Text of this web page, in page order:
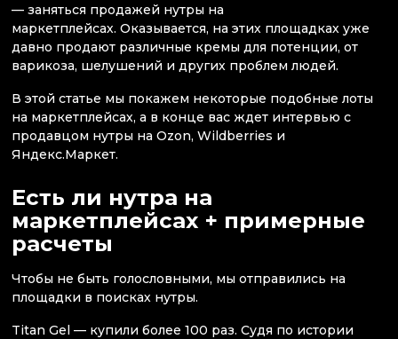
— заняться продажей нутры на
маркетплейсах. Оказывается, на этих площадках уже
давно продают различные кремы для потенции, от
варикоза, шелушений и других проблем людей.
В этой статье мы покажем некоторые подобные лоты
на маркетплейсах, а в конце вас ждет интервью с
продавцом нутры на Ozon, Wildberries и
Яндекс.Маркет.
Есть ли нутра на
маркетплейсах + примерные
расчеты
Чтобы не быть голословными, мы отправились на
площадки в поисках нутры.
Titan Gel — купили более 100 раз. Судя по истории